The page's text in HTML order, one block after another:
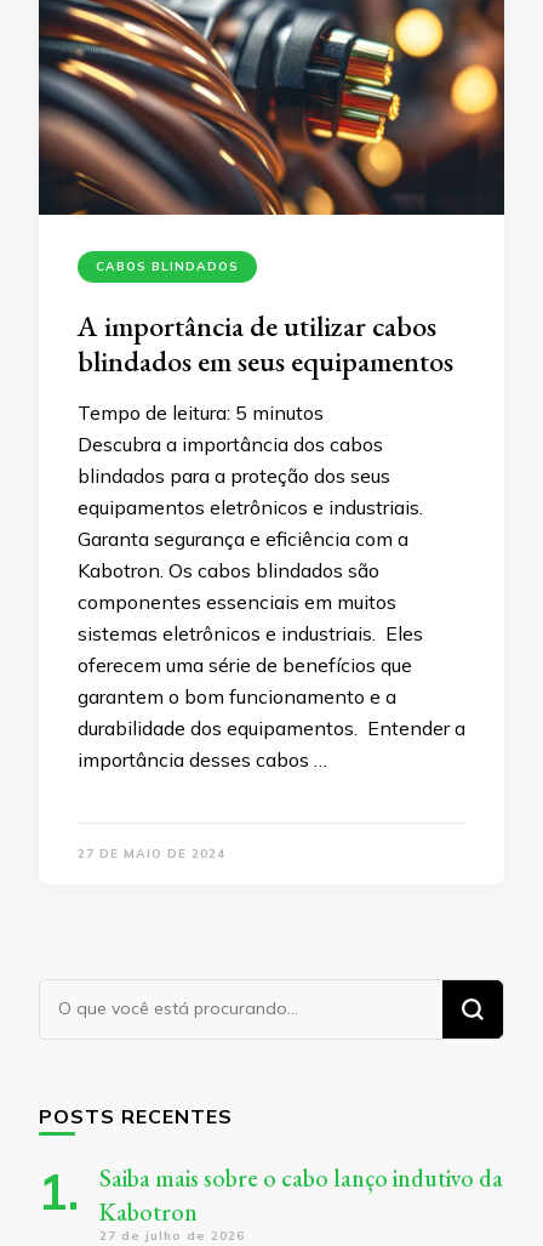
CABOS BLINDADOS
A importância de utilizar cabos
blindados em seus equipamentos
Tempo de leitura: 5 minutos
Descubra a importância dos cabos
blindados para a proteção dos seus
equipamentos eletrônicos e industriais.
Garanta segurança e eficiência com a
Kabotron. Os cabos blindados são
componentes essenciais em muitos
sistemas eletrônicos e industriais. Eles
oferecem uma série de benefícios que
garantem o bom funcionamento e a
durabilidade dos equipamentos. Entender a
importância desses cabos …
27 DE MAIO DE 2024
Procurando
algo?
POSTS RECENTES
Saiba mais sobre o cabo lanço indutivo da
Kabotron
27 de julho de 2026